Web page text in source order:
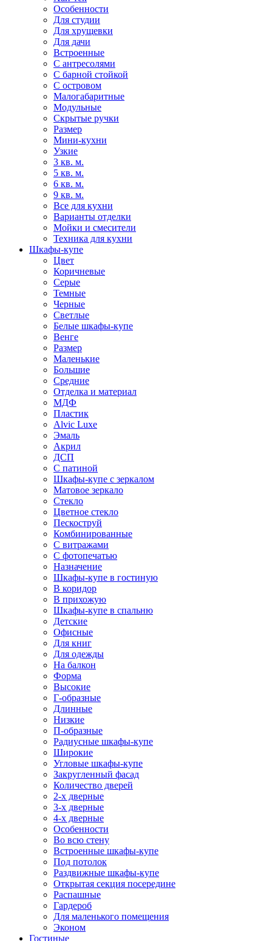
Особенности
Для студии
Для хрущевки
Для дачи
Встроенные
С антресолями
С барной стойкой
С островом
Малогабаритные
Модульные
Скрытые ручки
Размер
Мини-кухни
Узкие
3 кв. м.
5 кв. м.
6 кв. м.
9 кв. м.
Все для кухни
Варианты отделки
Мойки и смесители
Техника для кухни
Шкафы-купе
Цвет
Коричневые
Серые
Темные
Черные
Светлые
Белые шкафы-купе
Венге
Размер
Маленькие
Большие
Средние
Отделка и материал
МДФ
Пластик
Alvic Luxe
Эмаль
Акрил
ДСП
С патиной
Шкафы-купе с зеркалом
Матовое зеркало
Стекло
Цветное стекло
Пескоструй
Комбинированные
С витражами
С фотопечатью
Назначение
Шкафы-купе в гостиную
В коридор
В прихожую
Шкафы-купе в спальню
Детские
Офисные
Для книг
Для одежды
На балкон
Форма
Высокие
Г-образные
Длинные
Низкие
П-образные
Радиусные шкафы-купе
Широкие
Угловые шкафы-купе
Закругленный фасад
Количество дверей
2-х дверные
3-х дверные
4-х дверные
Особенности
Во всю стену
Встроенные шкафы-купе
Под потолок
Раздвижные шкафы-купе
Открытая секция посередине
Распашные
Гардероб
Для маленького помещения
Эконом
Гостиные